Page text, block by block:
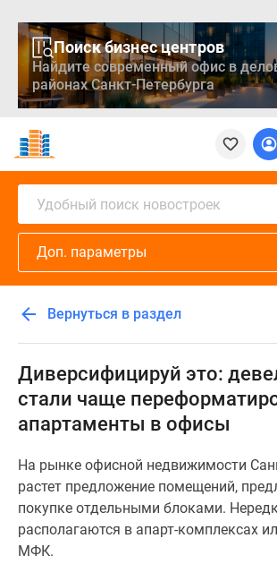
Поиск бизнес центров
Найдите современный офис в
районах Санкт-Петербурга
Новостройки
Квартиры
Ипотека
Медиа
проекте
Контакты
Реклама
сайте
Дзен
Продавцы
застройщики
помещения
Квартиры
карте
Эксперты
Удобный поиск новостроек
Доп. параметры
Вернуться в раздел
Диверсифицируй это:
стали чаще
апартаменты в офисы
На рынке офисной недвижимости
растет предложение помещений,
покупке отдельными блоками.
располагаются в апарт-комплексах
МФК.